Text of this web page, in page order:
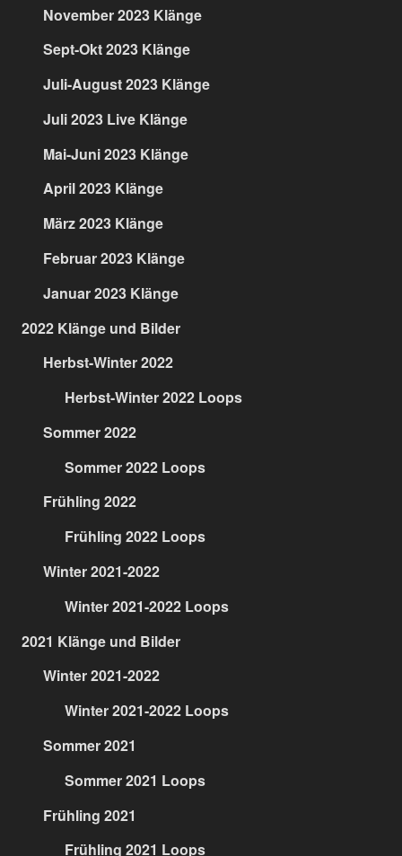
November 2023 Klänge
Sept-Okt 2023 Klänge
Juli-August 2023 Klänge
Juli 2023 Live Klänge
Mai-Juni 2023 Klänge
April 2023 Klänge
März 2023 Klänge
Februar 2023 Klänge
Januar 2023 Klänge
2022 Klänge und Bilder
Herbst-Winter 2022
Herbst-Winter 2022 Loops
Sommer 2022
Sommer 2022 Loops
Frühling 2022
Frühling 2022 Loops
Winter 2021-2022
Winter 2021-2022 Loops
2021 Klänge und Bilder
Winter 2021-2022
Winter 2021-2022 Loops
Sommer 2021
Sommer 2021 Loops
Frühling 2021
Frühling 2021 Loops